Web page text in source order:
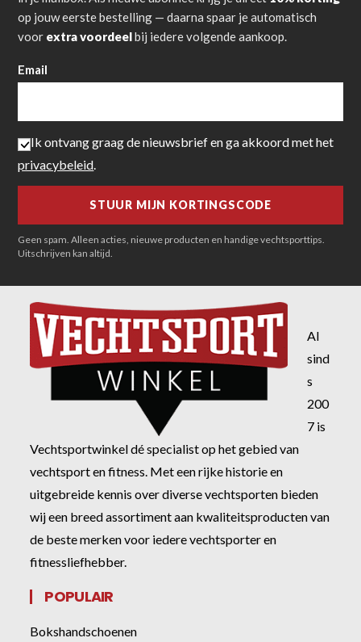
op jouw eerste bestelling — daarna spaar je automatisch
voor extra voordeelbij iedere volgende aankoop.
Email
Ik ontvang graag de nieuwsbrief en ga akkoord met het
privacybeleid
Geen spam. Alleen acties, nieuwe producten en handige vechtsporttips.
Uitschrijven kan altijd.
Al
sind
s
200
7 is
Vechtsportwinkel dé specialist op het gebied van
vechtsport en fitness. Met een rijke historie en
uitgebreide kennis over diverse vechtsporten bieden
wij een breed assortiment aan kwaliteitsproducten van
de beste merken voor iedere vechtsporter en
fitnessliefhebber.
POPULAIR
Bokshandschoenen